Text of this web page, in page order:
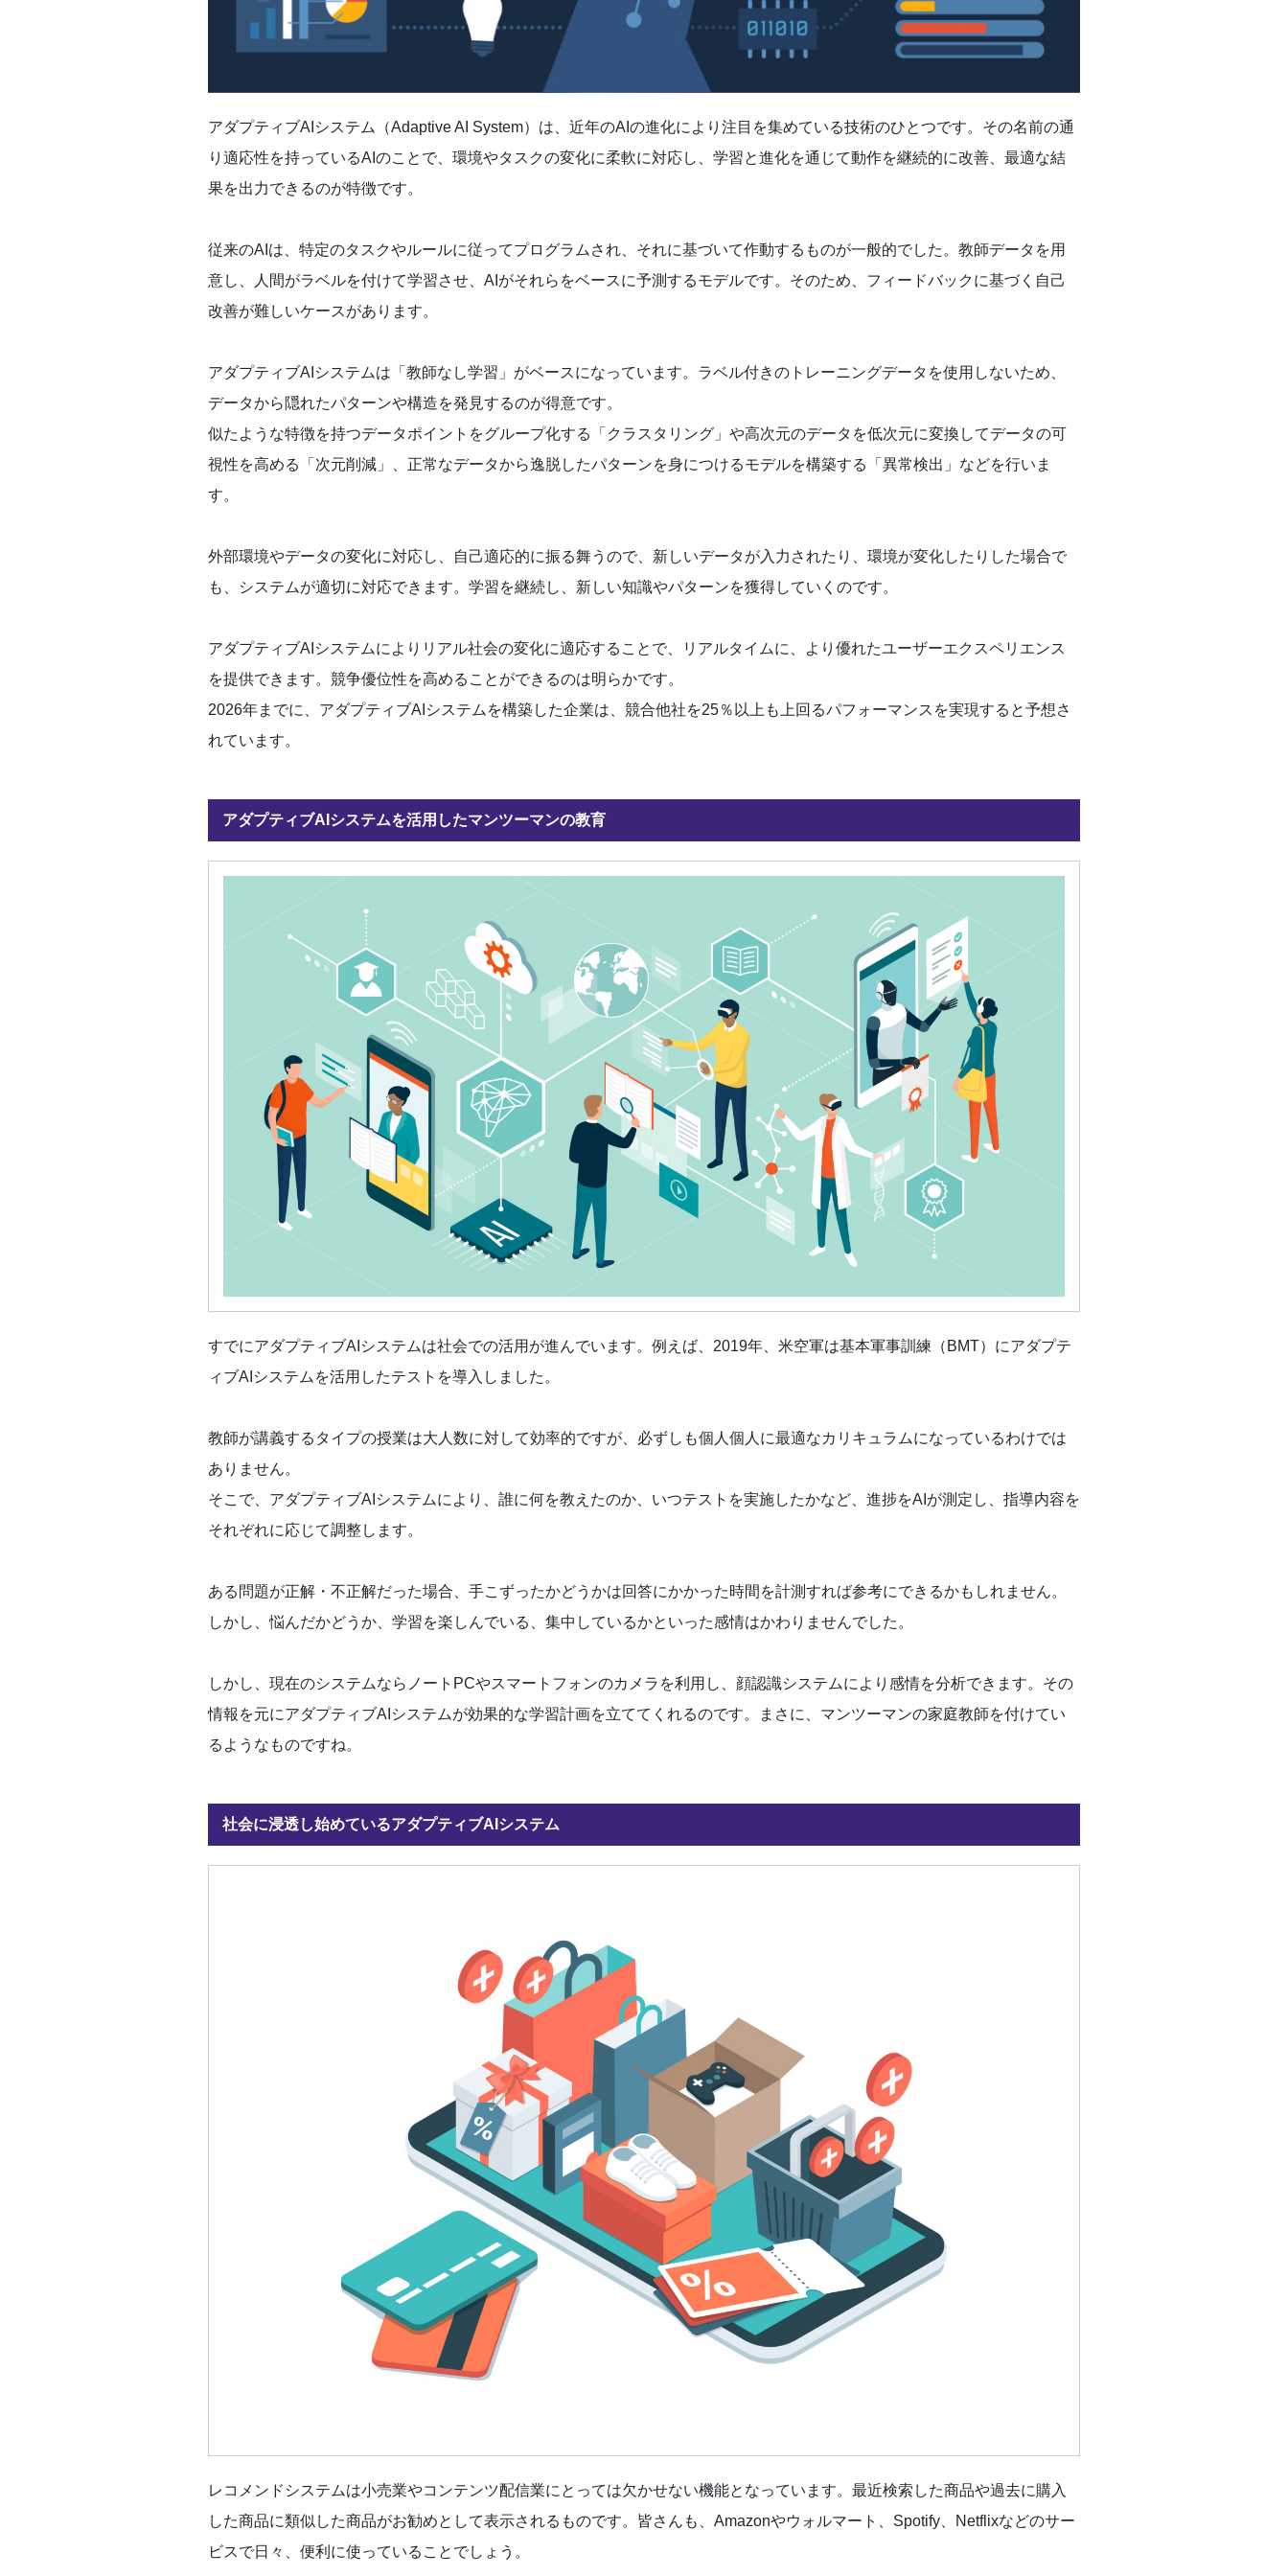
アダプティブAIシステム（Adaptive AI System）は、近年のAIの進化により注目を集めている技術のひとつです。その名前の通
り適応性を持っているAIのことで、環境やタスクの変化に柔軟に対応し、学習と進化を通じて動作を継続的に改善、最適な結
果を出力できるのが特徴です。
従来のAIは、特定のタスクやルールに従ってプログラムされ、それに基づいて作動するものが一般的でした。教師データを用
意し、人間がラベルを付けて学習させ、AIがそれらをベースに予測するモデルです。そのため、フィードバックに基づく自己
改善が難しいケースがあります。
アダプティブAIシステムは「教師なし学習」がベースになっています。ラベル付きのトレーニングデータを使用しないため、
データから隠れたパターンや構造を発見するのが得意です。
似たような特徴を持つデータポイントをグループ化する「クラスタリング」や高次元のデータを低次元に変換してデータの可
視性を高める「次元削減」、正常なデータから逸脱したパターンを身につけるモデルを構築する「異常検出」などを行いま
す。
外部環境やデータの変化に対応し、自己適応的に振る舞うので、新しいデータが入力されたり、環境が変化したりした場合で
も、システムが適切に対応できます。学習を継続し、新しい知識やパターンを獲得していくのです。
アダプティブAIシステムによりリアル社会の変化に適応することで、リアルタイムに、より優れたユーザーエクスペリエンス
を提供できます。競争優位性を高めることができるのは明らかです。
2026年までに、アダプティブAIシステムを構築した企業は、競合他社を25％以上も上回るパフォーマンスを実現すると予想さ
れています。
アダプティブAIシステムを活用したマンツーマンの教育
すでにアダプティブAIシステムは社会での活用が進んでいます。例えば、2019年、米空軍は基本軍事訓練（BMT）にアダプテ
ィブAIシステムを活用したテストを導入しました。
教師が講義するタイプの授業は大人数に対して効率的ですが、必ずしも個人個人に最適なカリキュラムになっているわけでは
ありません。
そこで、アダプティブAIシステムにより、誰に何を教えたのか、いつテストを実施したかなど、進捗をAIが測定し、指導内容を
それぞれに応じて調整します。
ある問題が正解・不正解だった場合、手こずったかどうかは回答にかかった時間を計測すれば参考にできるかもしれません。
しかし、悩んだかどうか、学習を楽しんでいる、集中しているかといった感情はかわりませんでした。
しかし、現在のシステムならノートPCやスマートフォンのカメラを利用し、顔認識システムにより感情を分析できます。その
情報を元にアダプティブAIシステムが効果的な学習計画を立ててくれるのです。まさに、マンツーマンの家庭教師を付けてい
るようなものですね。
社会に浸透し始めているアダプティブAIシステム
レコメンドシステムは小売業やコンテンツ配信業にとっては欠かせない機能となっています。最近検索した商品や過去に購入
した商品に類似した商品がお勧めとして表示されるものです。皆さんも、Amazonやウォルマート、Spotify、Netflixなどのサー
ビスで日々、便利に使っていることでしょう。